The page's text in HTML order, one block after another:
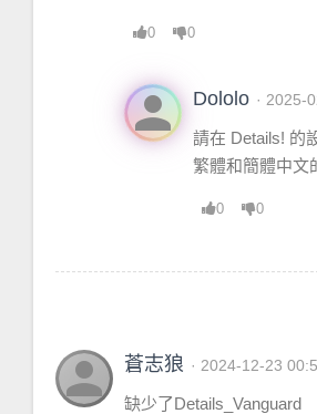
0 0
person Dololo · 2025-
請在 Details! 的
繁體和簡體中文
0 0
person 蒼志狼 · 2024-12-23
缺少了Details_Vanguard